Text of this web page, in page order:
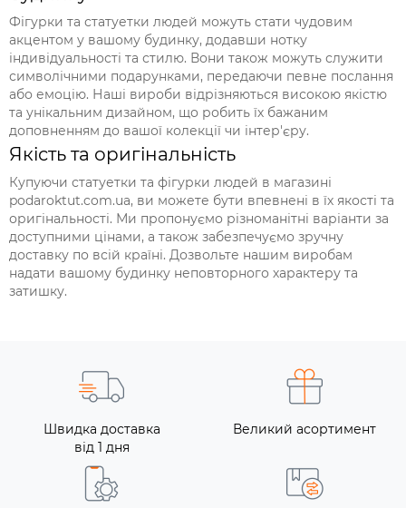
Фігурки та статуетки людей можуть стати чудовим
акцентом у вашому будинку, додавши нотку
індивідуальності та стилю. Вони також можуть служити
символічними подарунками, передаючи певне послання
або емоцію. Наші вироби відрізняються високою якістю
та унікальним дизайном, що робить їх бажаним
доповненням до вашої колекції чи інтер'єру.
Якість та оригінальність
Купуючи статуетки та фігурки людей в магазині
podaroktut.com.ua, ви можете бути впевнені в їх якості та
оригінальності. Ми пропонуємо різноманітні варіанти за
доступними цінами, а також забезпечуємо зручну
доставку по всій країні. Дозвольте нашим виробам
надати вашому будинку неповторного характеру та
затишку.
Швидка доставка
від 1 дня
Великий асортимент